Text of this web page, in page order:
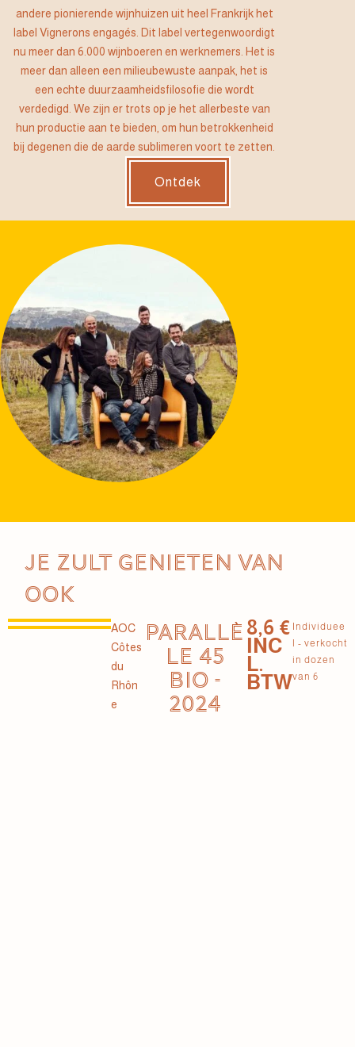
andere pionierende wijnhuizen uit heel Frankrijk het
label Vignerons engagés. Dit label vertegenwoordigt
nu meer dan 6.000 wijnboeren en werknemers. Het is
meer dan alleen een milieubewuste aanpak, het is
een echte duurzaamheidsfilosofie die wordt
verdedigd. We zijn er trots op je het allerbeste van
hun productie aan te bieden, om hun betrokkenheid
bij degenen die de aarde sublimeren voort te zetten.
Ontdek
Je zult genieten van
ook
AOC
Côtes
du
Rhôn
e
PARALLÈ
LE 45
BIO -
2024
8,6 €
INC
L.
BTW
Individuee
l - verkocht
in dozen
van 6